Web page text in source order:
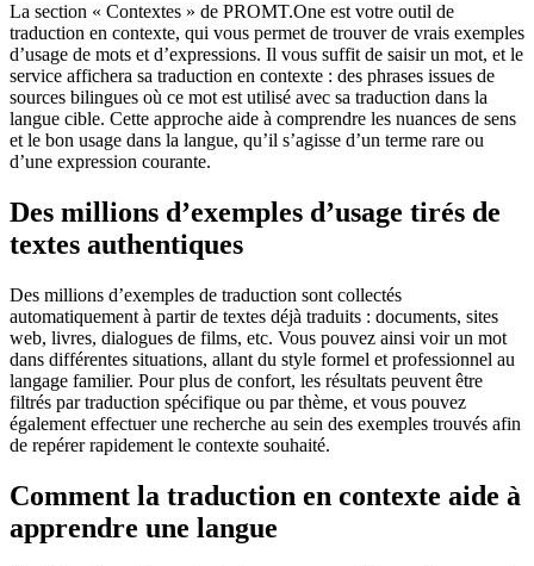
La section « Contextes » de PROMT.One est votre outil de
traduction en contexte, qui vous permet de trouver de vrais exemples
d’usage de mots et d’expressions. Il vous suffit de saisir un mot, et le
service affichera sa traduction en contexte : des phrases issues de
sources bilingues où ce mot est utilisé avec sa traduction dans la
langue cible. Cette approche aide à comprendre les nuances de sens
et le bon usage dans la langue, qu’il s’agisse d’un terme rare ou
d’une expression courante.
Des millions d’exemples d’usage tirés de
textes authentiques
Des millions d’exemples de traduction sont collectés
automatiquement à partir de textes déjà traduits : documents, sites
web, livres, dialogues de films, etc. Vous pouvez ainsi voir un mot
dans différentes situations, allant du style formel et professionnel au
langage familier. Pour plus de confort, les résultats peuvent être
filtrés par traduction spécifique ou par thème, et vous pouvez
également effectuer une recherche au sein des exemples trouvés afin
de repérer rapidement le contexte souhaité.
Comment la traduction en contexte aide à
apprendre une langue